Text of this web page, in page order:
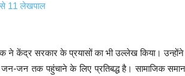
11 लेखपाल
ने केंद्र सरकार के प्रयासों का भी उल्लेख किया। उन्होंने
जन-जन तक पहुंचाने के लिए प्रतिबद्ध है। सामाजिक